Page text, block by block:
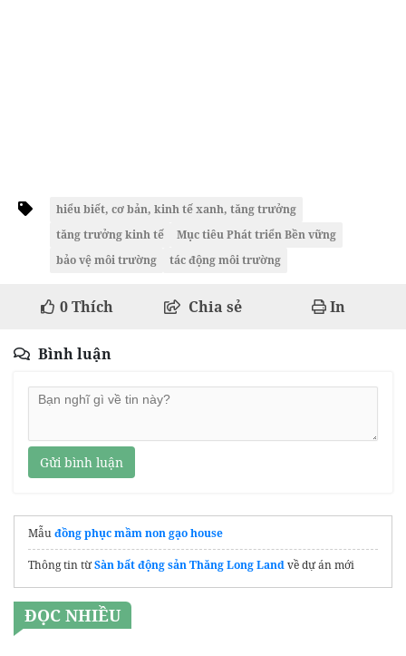
hiểu biết, cơ bản, kinh tế xanh, tăng trưởng
tăng trưởng kinh tế
Mục tiêu Phát triển Bền vững
bảo vệ môi trường
tác động môi trường
0Thích Chia sẻ In
Bình luận
Gửi bình luận
Mẫuđồng phục mầm non gạo house
Thông tin từSàn bất động sản Thăng Long Landvề dự án mới
ĐỌC NHIỀU